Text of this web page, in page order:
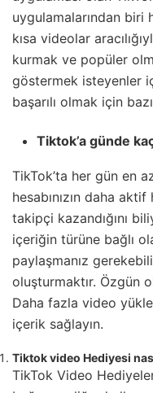
uygulamalarından biri
kısa videolar
kurmak ve popüler
göstermek isteyenler
başarılı olmak için
Tiktok’a günde
TikTok’ta her gün en
hesabınızın daha
takipçi kazandığını
içeriğin türüne bağlı
paylaşmanız
oluşturmaktır. Özgün
Daha fazla video
içerik sağlayın.
Tiktok video Hediyesi
TikTok Video